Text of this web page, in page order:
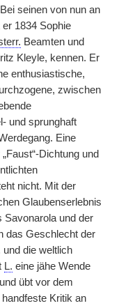
seinen von nun an
er 1834 Sophie
Beamten und
Kleyle, kennen. Er
enthusiastische,
zwischen
und sprunghaft
Eine
Dichtung und
nicht. Mit der
Glaubenserlebnis
Savonarola und der
das Geschlecht der
und die weltlich
L. eine jähe Wende
übt vor dem
Kritik an